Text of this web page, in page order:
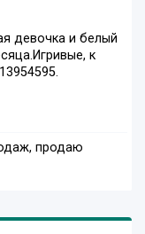
девочка и белый
к
продаю